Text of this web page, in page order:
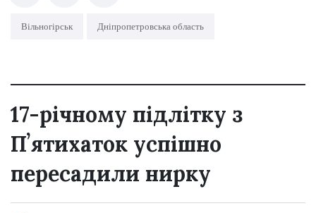
Вільногірськ Дніпропетровська область
17-річному підлітку з
Пʼятихаток успішно
пересадили нирку